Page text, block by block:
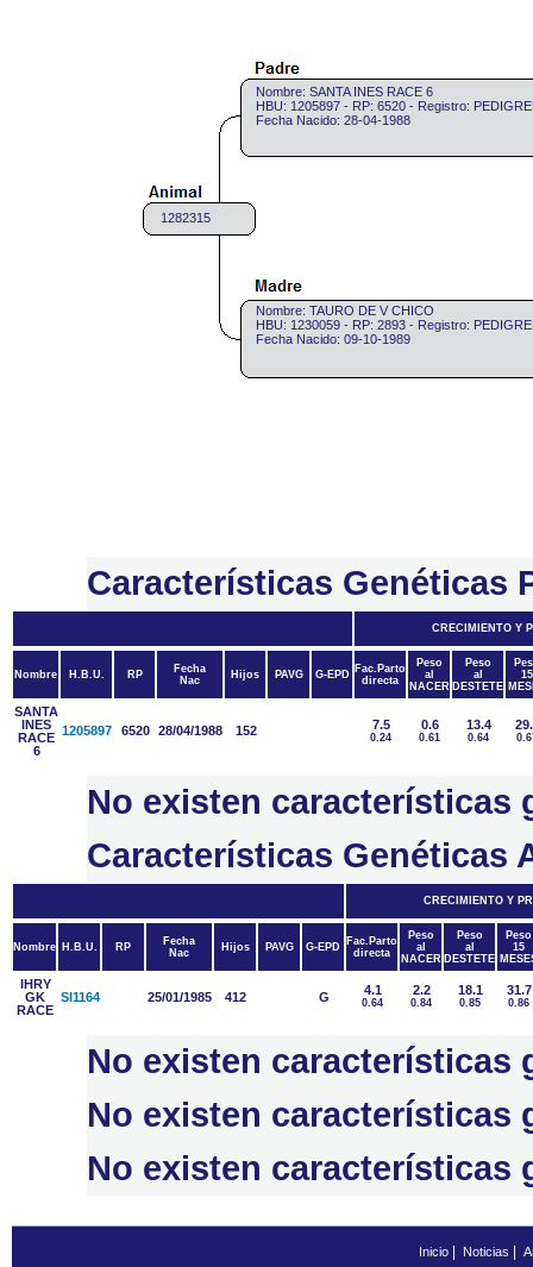
1282315
Nombre: SANTA INES RACE 6
HBU: 1205897 - RP: 6520 - Registro:
Fecha Nacido: 28-04-1988
Nombre: TAURO DE V CHICO
HBU: 1230059 - RP: 2893 - Registro:
Fecha Nacido: 09-10-1989
Características Genéticas
CRECIMIENTO Y
Nombre H.B.U. RP
Fecha
Nac
Hijos PAVG G-EPD
Fac.Parto
directa
Peso
al
NACER
Peso
al
DESTETE
15
SANTA
INES
RACE
6
1205897 6520 28/04/1988 152 7.5
0.24
0.6
0.61
13.4
0.64
No existen características
Características Genéticas
CRECIMIENTO Y
Nombre H.B.U. RP
Fecha
Nac
Hijos PAVG G-EPD
Fac.Parto
directa
Peso
al
NACER
Peso
al
DESTETE
Peso
15
IHRY
GK
RACE
SI1164 25/01/1985 412 G 4.1
0.64
2.2
0.84
18.1
0.85
31.7
0.86
No existen características
No existen características
No existen características
Inicio| Noticias